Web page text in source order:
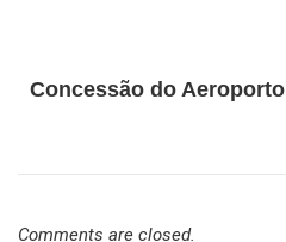
Concessão do
Comments are closed.